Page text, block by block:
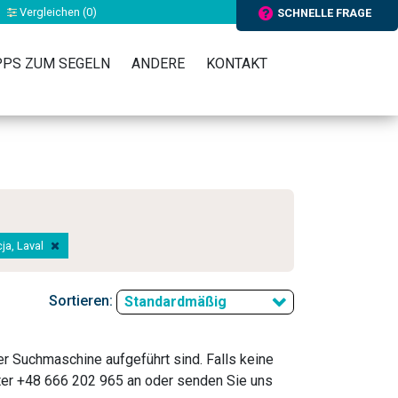
Vergleichen (0) SCHNELLE FRAGE
ZUM SEGELN ANDERE KONTAKT
Laval
Sortieren: Standardmäßig
Suchmaschine aufgeführt sind. Falls keine
+48 666 202 965 an oder senden Sie uns